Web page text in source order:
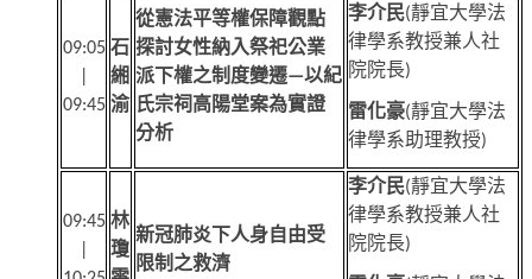
09:05
09:45
石
緗
渝
從憲法平等權保障觀點
探討女性納入祭祀公業
派下權之制度變遷—以紀
氏宗祠高陽堂案為實證
分析
李介民(靜宜大學法
律學系教授兼人社
院院長)
雷化豪(靜宜大學法
律學系助理教授)
09:45 林
瓊
新冠肺炎下人身自由受
限制之救濟
李介民(靜宜大學法
律學系教授兼人社
院院長)